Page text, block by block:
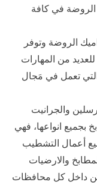
في كافة
الروضة وتوفر
من المهارات
تعمل في مَجال
والجرانيت
بجميع انواعها، فهي
أعمال التشطيب
والارضيات
داخل كل محافظات